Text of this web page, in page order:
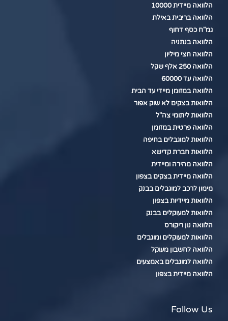
הלוואה מיידית 10000
הלוואה בריבית באילת
גמ"ח כסף דחוף
הלוואה בנתניה
הלוואה חצי מיליון
הלוואה 250 אלף שקל
הלוואה עד 60000
הלוואה במזומן מיידי עד הבית
הלוואות בצקים לא שוק אפור
הלוואות ליתומי צה"ל
הלוואה פרטית במזומן
הלוואות למוגבלים בחיפה
הלוואות חברת קדישא
הלוואה מהירה ומיידית
הלוואה מיידית בצקים בצפון
מימון לרכב למוגבלים בבנק
הלוואות מיידיות בצפון
הלוואות למעוקלים בבנק
הלוואה נון ריקורס
הלוואות למעוקלים ומוגבלים
הלוואה לחשבון מעוקל
הלוואה למוגבלים באמצעים
הלוואה מיידית בצפון
Follow Us